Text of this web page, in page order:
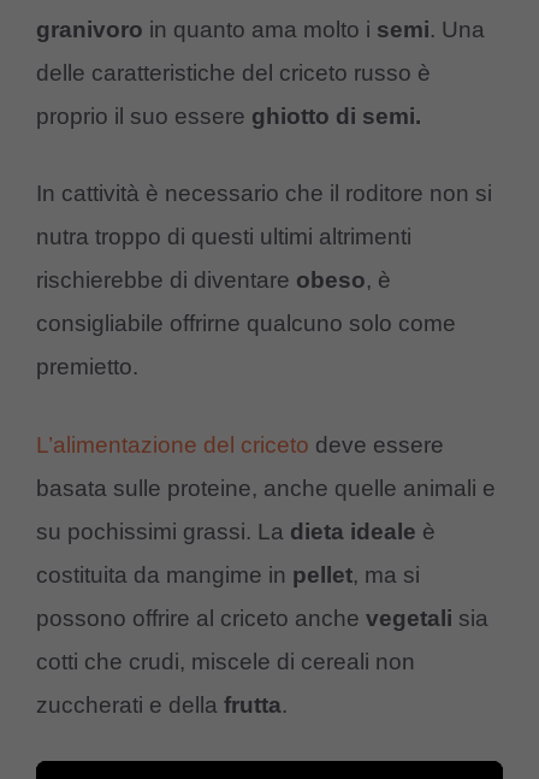
granivoro in quanto ama molto i semi. Una
delle caratteristiche del criceto russo è
proprio il suo essere ghiotto di semi.
In cattività è necessario che il roditore non si
nutra troppo di questi ultimi altrimenti
rischierebbe di diventare obeso, è
consigliabile offrirne qualcuno solo come
premietto.
L’alimentazione del criceto deve essere
basata sulle proteine, anche quelle animali e
su pochissimi grassi. La dieta ideale è
costituita da mangime in pellet, ma si
possono offrire al criceto anche vegetali sia
cotti che crudi, miscele di cereali non
zuccherati e della frutta.